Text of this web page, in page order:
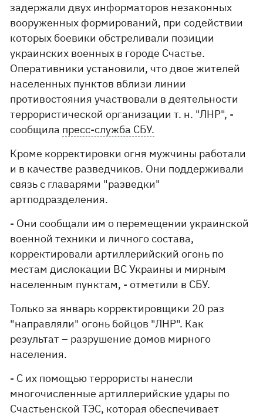
задержали двух информаторов незаконных
вооруженных формирований, при содействии
которых боевики обстреливали позиции
украинских военных в городе Счастье.
Оперативники установили, что двое жителей
населенных пунктов вблизи линии
противостояния участвовали в деятельности
террористической организации т. н. "ЛНР", -
сообщила пресс-служба СБУ.
Кроме корректировки огня мужчины работали
и в качестве разведчиков. Они поддерживали
связь с главарями "разведки"
артподразделения.
- Они сообщали им о перемещении украинской
военной техники и личного состава,
корректировали артиллерийский огонь по
местам дислокации ВС Украины и мирным
населенным пунктам, - отметили в СБУ.
Только за январь корректировщики 20 раз
"направляли" огонь бойцов "ЛНР". Как
результат – разрушение домов мирного
населения.
- С их помощью террористы нанесли
многочисленные артиллерийские удары по
Счастьенской ТЭС, которая обеспечивает